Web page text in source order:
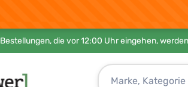
Bestellungen, die vor 12:00 Uhr eingehen,